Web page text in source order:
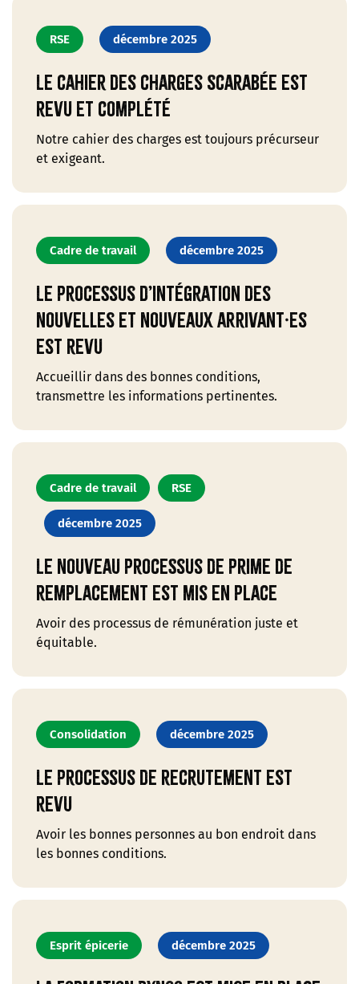
RSE décembre 2025
Le cahier des charges Scarabée est
revu et complété
Notre cahier des charges est toujours précurseur
et exigeant.
Cadre de travail décembre 2025
Le processus d’intégration des
nouvelles et nouveaux arrivant·es
est revu
Accueillir dans des bonnes conditions,
transmettre les informations pertinentes.
Cadre de travail RSE
décembre 2025
Le nouveau processus de prime de
remplacement est mis en place
Avoir des processus de rémunération juste et
équitable.
Consolidation décembre 2025
Le processus de recrutement est
revu
Avoir les bonnes personnes au bon endroit dans
les bonnes conditions.
Esprit épicerie décembre 2025